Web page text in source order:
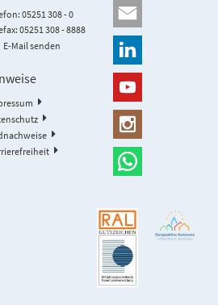
05251 308 - 0
05251 308 - 8888
E-Mail senden